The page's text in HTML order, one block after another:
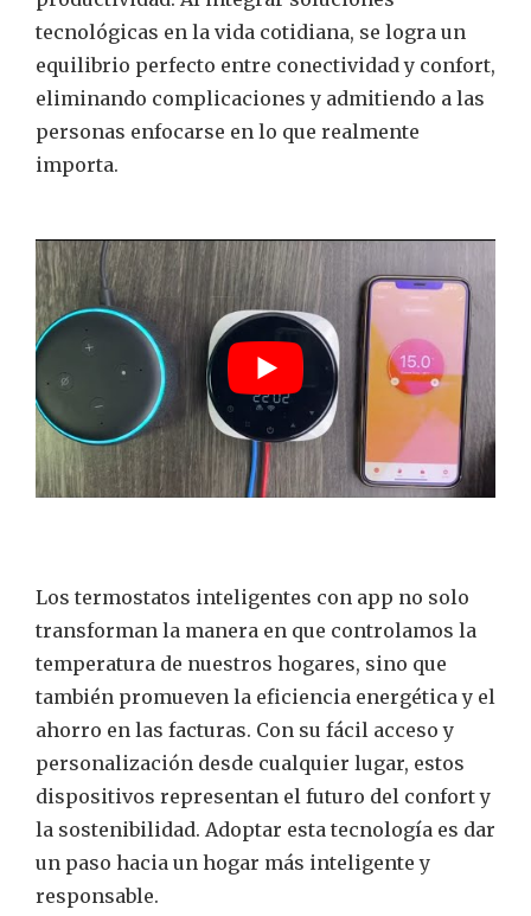
tecnológicas en la vida cotidiana, se logra un
equilibrio perfecto entre conectividad y confort,
eliminando complicaciones y admitiendo a las
personas enfocarse en lo que realmente
importa.
Los termostatos inteligentes con app no solo
transforman la manera en que controlamos la
temperatura de nuestros hogares, sino que
también promueven la eficiencia energética y el
ahorro en las facturas. Con su fácil acceso y
personalización desde cualquier lugar, estos
dispositivos representan el futuro del confort y
la sostenibilidad. Adoptar esta tecnología es dar
un paso hacia un hogar más inteligente y
responsable.